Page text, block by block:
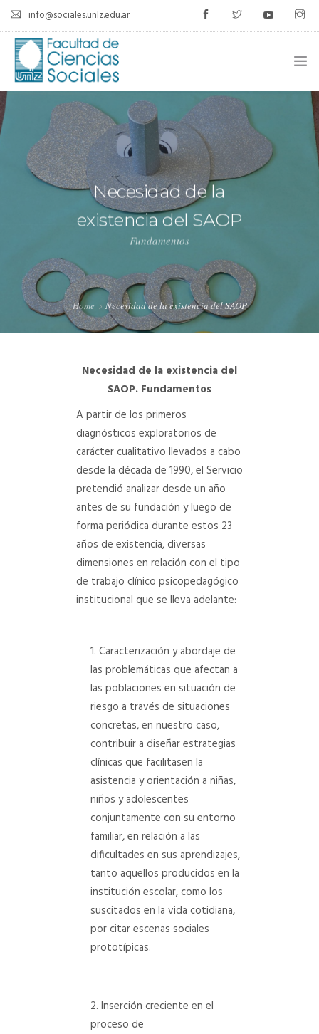
info@sociales.unlz.edu.ar
INSTITUCIONAL
CARRERAS
CALENDARIO ACADÉMICO
ESTUDIANTES
SIU-GUARANÍ
RADIO CONURBANA
Necesidad de la
existencia del SAOP
Fundamentos
Home Necesidad de la existencia del SAOP
Necesidad de la existencia del
SAOP. Fundamentos
A partir de los primeros
diagnósticos exploratorios de
carácter cualitativo llevados a cabo
desde la década de 1990, el Servicio
pretendió analizar desde un año
antes de su fundación y luego de
forma periódica durante estos 23
años de existencia, diversas
dimensiones en relación con el tipo
de trabajo clínico psicopedagógico
institucional que se lleva adelante:
Caracterización y abordaje de
las problemáticas que afectan a
las poblaciones en situación de
riesgo a través de situaciones
concretas, en nuestro caso,
contribuir a diseñar estrategias
clínicas que facilitasen la
asistencia y orientación a niñas,
niños y adolescentes
conjuntamente con su entorno
familiar, en relación a las
dificultades en sus aprendizajes,
tanto aquellos producidos en la
institución escolar, como los
suscitados en la vida cotidiana,
por citar escenas sociales
prototípicas.
Inserción creciente en el
proceso de